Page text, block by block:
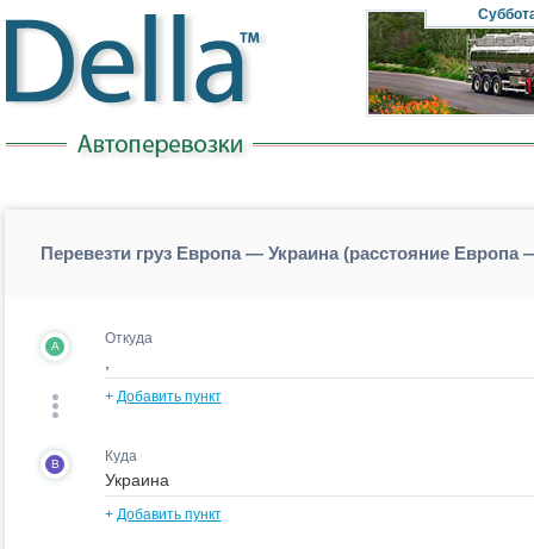
Перевезти груз Европа — Украина (расстояние Европа
A Откуда
+ Добавить пункт
B Куда
+ Добавить пункт